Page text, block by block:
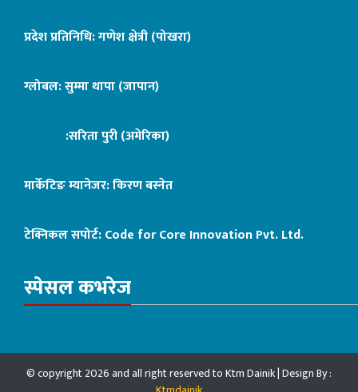
प्रदेश प्रतिनिधि: गणेश क्षेत्री (पोखरा)
ग्लोबल: सुम्मा थापा (जापान)
:सरिता पुरी (अमेरिका)
मार्केटिङ म्यानेजर: किरण बस्नेत
टेक्निकल सपोर्ट:Code for Core Innovation Pvt. Ltd.
स्पेसल कभरेज
© copyright 2026 and all right reserved to Ktm Dainik | Design By :